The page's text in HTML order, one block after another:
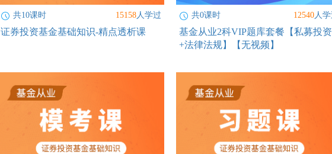
共10课时 15158人学过
证券投资基金基础知识-精点透析课
共0课时 12540人
基金从业2科VIP题库套餐【私募投资
+法律法规】【无视频】